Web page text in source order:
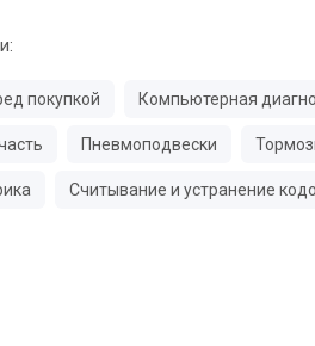
покупкой Компьютерная
Пневмоподвески
Считывание и устранение